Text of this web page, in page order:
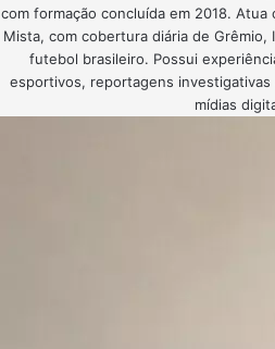
com formação concluída em 2018.
Mista, com cobertura diária de
futebol brasileiro. Possui
esportivos, reportagens
mídias